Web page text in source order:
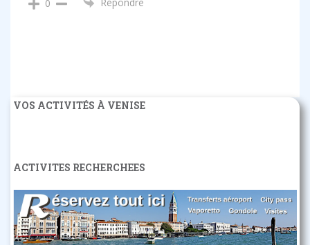
0
VOS ACTIVITÉS À VENISE
ACTIVITES RECHERCHEES